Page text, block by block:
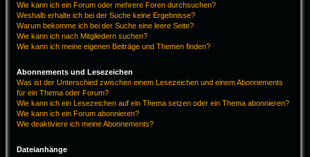
Wie kann ich ein Forum oder mehrere Foren durchsuchen?
Weshalb erhalte ich bei der Suche keine Ergebnisse?
Warum bekomme ich bei der Suche eine leere Seite?
Wie kann ich nach Mitgliedern suchen?
Wie kann ich meine eigenen Beiträge und Themen finden?
Abonnements und Lesezeichen
Was ist der Unterschied zwischen einem Lesezeichen und einem Abonnements
für ein Thema oder Forum?
Wie kann ich ein Lesezeichen auf ein Thema setzen oder ein Thema abonnieren?
Wie kann ich ein Forum abonnieren?
Wie deaktiviere ich meine Abonnements?
Dateianhänge